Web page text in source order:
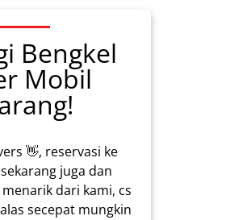
Bengkel
Mobil
👋, reservasi ke
juga dan
dari kami, cs
secepat mungkin